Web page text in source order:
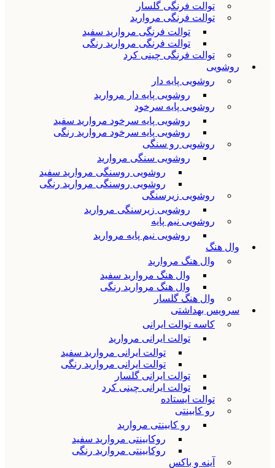
توالت فرنگی گلسار
توالت فرنگی مروارید
توالت فرنگی مروارید سفید
توالت فرنگی مروارید رنگی
توالت فرنگی چینی کرد
روشویی
روشویی پایه دار
روشویی پایه دار مروارید
روشویی پایه سرخود
روشویی پایه سرخود مروارید سفید
روشویی پایه سرخود مروارید رنگی
روشویی رو سنگی
روشویی سنگی مروارید
روشویی روسنگی مروارید سفید
روشویی روسنگی مروارید رنگی
روشویی زیرسنگی
روشویی زیرسنگی مروارید
روشویی نیم پایه
روشویی نیم پایه مروارید
وال هنگ
وال هنگ مروارید
وال هنگ مروارید سفید
وال هنگ مروارید رنگی
وال هنگ گلسار
سرویس بهداشتی
کاسه توالت ایرانی
توالت ایرانی مروارید
توالت ایرانی مروارید سفید
توالت ایرانی مروارید رنگی
توالت ایرانی گلسار
توالت ایرانی چینی کرد
توالت ایستاده
رو کابینتی
رو کابینتی مروارید
روکابینتی مروارید سفید
روکابینتی مروارید رنگی
آینه و باکس